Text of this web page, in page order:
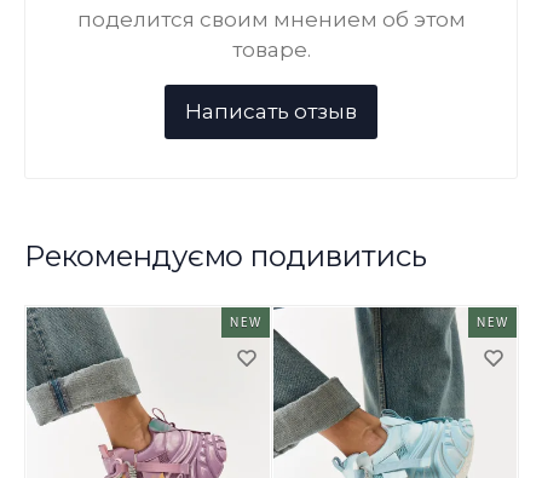
поделится своим мнением об этом
товаре.
Рекомендуємо подивитись
NEW NEW